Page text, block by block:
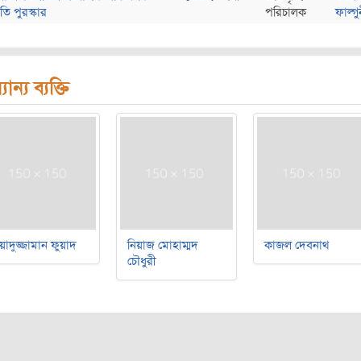
পুরস্কার
পরিচালক
ব্যক্তি
ফুয়াদ
নিয়াজ মোহাম্মদ
চৌধুরী
কাজল দেবনাথ